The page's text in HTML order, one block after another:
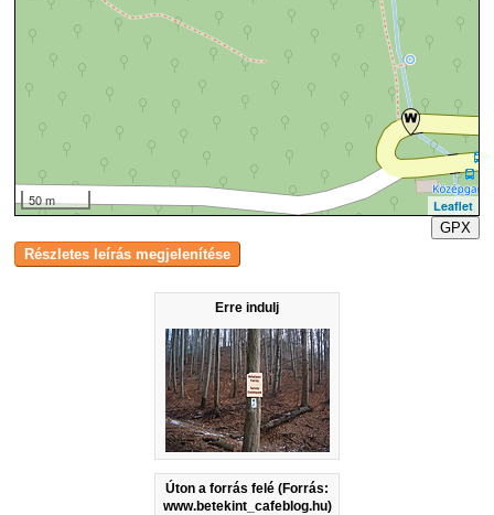
Erre indulj
Úton a forrás felé (Forrás:
www.betekint_cafeblog.hu)
50 m
Leaflet
GPX